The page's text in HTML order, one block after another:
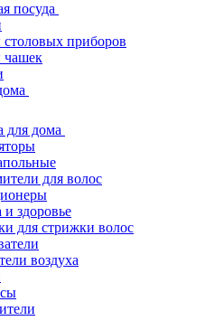
посуда
приборов
чашек
для дома
для волос
и здоровье
для стрижки волос
воздуха